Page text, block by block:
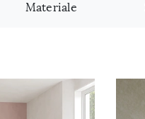
Materiale